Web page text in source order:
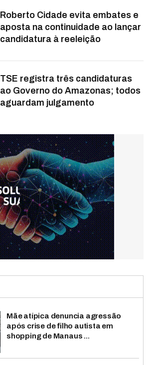
Roberto Cidade evita embates e
aposta na continuidade ao lançar
candidatura à reeleição
TSE registra três candidaturas
ao Governo do Amazonas; todos
aguardam julgamento
Mãe atípica denuncia agressão
após crise de filho autista em
shopping de Manaus ...